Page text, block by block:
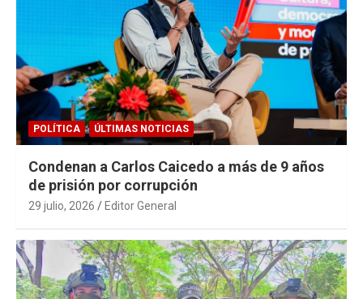
POLÍTICA ÚLTIMAS NOTICIAS
Condenan a Carlos Caicedo a más de 9 años
de prisión por corrupción
29 julio, 2026 Editor General